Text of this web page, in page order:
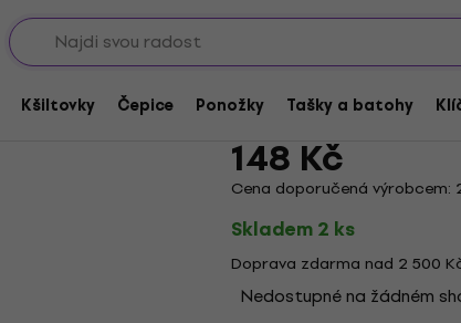
Kšiltovky Čepice Ponožky Tašky a batohy
Kreator Hate Uber
Značka:Kreator Kód produktu:
148 Kč
Cena doporučená výrobcem:
Skladem 2 ks
Doprava zdarma nad 2 500
Nedostupné na žádném